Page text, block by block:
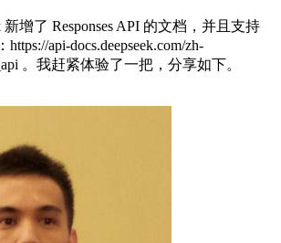
新增了 Responses API 的文档，并且支持
https://api-docs.deepseek.com/zh-
。我赶紧体验了一把，分享如下。